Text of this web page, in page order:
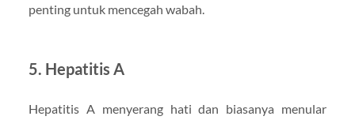
penting untuk mencegah wabah.
5. Hepatitis A
Hepatitis A menyerang hati dan biasanya menular